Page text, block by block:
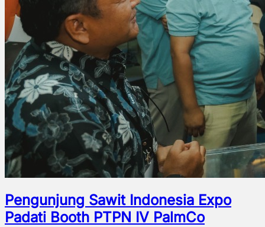
Pengunjung Sawit Indonesia Expo
Padati Booth PTPN IV PalmCo